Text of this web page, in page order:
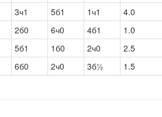
3ч1 5б1 1ч1 4.0
2б0 6ч0 4б1 1.0
5б1 1б0 2ч0 2.5
6б0 2ч0 3б½ 1.5